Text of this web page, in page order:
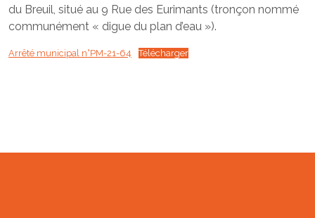
du Breuil, situé au 9 Rue des Eurimants (tronçon nommé
communément « digue du plan d’eau »).
Arrêté municipal n°PM-21-64 Télécharger